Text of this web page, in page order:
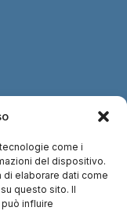
come i
del dispositivo.
elaborare dati come
questo sito. Il
influire